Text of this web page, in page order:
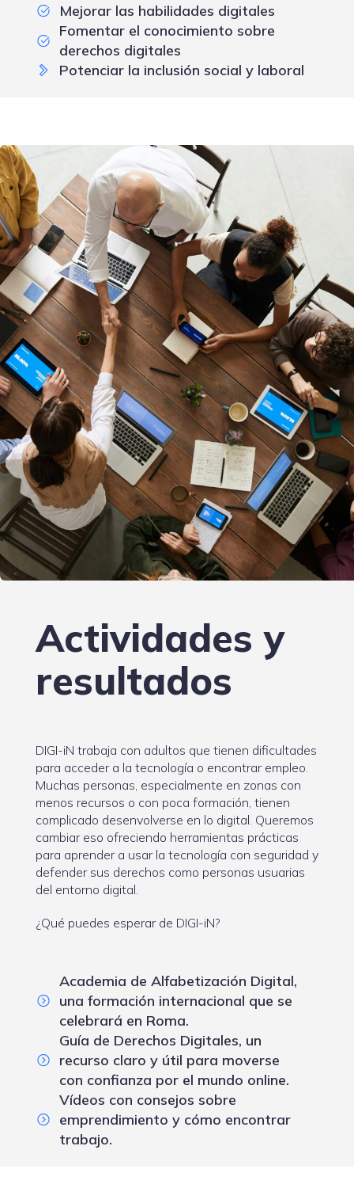
Mejorar las habilidades digitales
Fomentar el conocimiento sobre
derechos digitales
Potenciar la inclusión social y laboral
Actividades y
resultados
DIGI-iN trabaja con adultos que tienen dificultades
para acceder a la tecnología o encontrar empleo.
Muchas personas, especialmente en zonas con
menos recursos o con poca formación, tienen
complicado desenvolverse en lo digital. Queremos
cambiar eso ofreciendo herramientas prácticas
para aprender a usar la tecnología con seguridad y
defender sus derechos como personas usuarias
del entorno digital.
¿Qué puedes esperar de DIGI-iN?
Academia de Alfabetización Digital,
una formación internacional que se
celebrará en Roma.
Guía de Derechos Digitales, un
recurso claro y útil para moverse
con confianza por el mundo online.
Vídeos con consejos sobre
emprendimiento y cómo encontrar
trabajo.